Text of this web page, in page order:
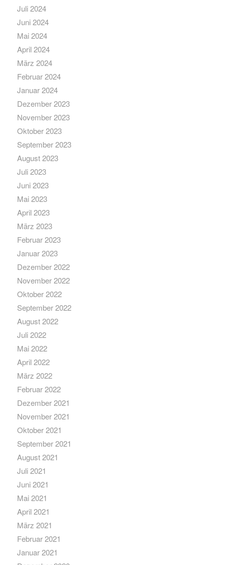
Juli 2024
Juni 2024
Mai 2024
April 2024
März 2024
Februar 2024
Januar 2024
Dezember 2023
November 2023
Oktober 2023
September 2023
August 2023
Juli 2023
Juni 2023
Mai 2023
April 2023
März 2023
Februar 2023
Januar 2023
Dezember 2022
November 2022
Oktober 2022
September 2022
August 2022
Juli 2022
Mai 2022
April 2022
März 2022
Februar 2022
Dezember 2021
November 2021
Oktober 2021
September 2021
August 2021
Juli 2021
Juni 2021
Mai 2021
April 2021
März 2021
Februar 2021
Januar 2021